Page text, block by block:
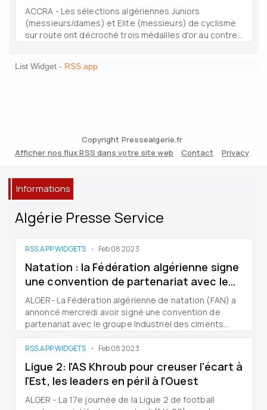
Copyright Pressealgerie.fr
Afficher nos flux RSS dans votre site web
Contact Privacy
Informations